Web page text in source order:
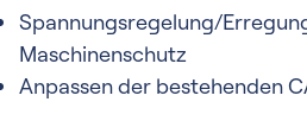
Spannungsregelung/
Maschinenschutz
Anpassen der bestehenden